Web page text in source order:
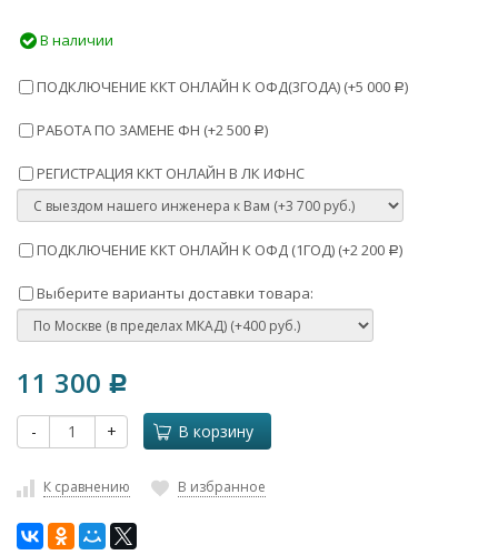
В наличии
ПОДКЛЮЧЕНИЕ ККТ ОНЛАЙН К ОФД(3ГОДА) (+5 000 Р)
РАБОТА ПО ЗАМЕНЕ ФН (+2 500 Р)
РЕГИСТРАЦИЯ ККТ ОНЛАЙН В ЛК ИФНС
ПОДКЛЮЧЕНИЕ ККТ ОНЛАЙН К ОФД (1ГОД) (+2 200 Р)
Выберите варианты доставки товара:
11 300 Р
- + В корзину
К сравнению В избранное